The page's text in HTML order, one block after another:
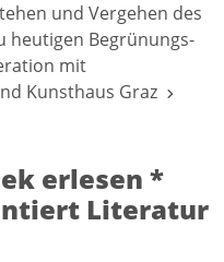
und Vergehen des
heutigen Begrünungs-
mit
Kunsthaus Graz
erlesen *
Literatur